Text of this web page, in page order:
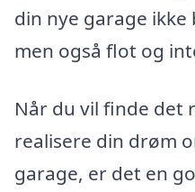
din nye garage
men også flot og
Når du vil finde det
realisere din drøm
garage, er det en